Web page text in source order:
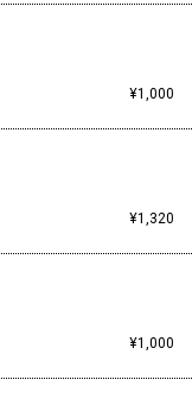
¥1,000
¥1,320
¥1,000